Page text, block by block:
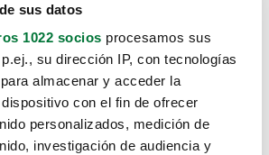
sus datos
1022 socios procesamos sus
su dirección IP, con tecnologías
almacenar y acceder la
con el fin de ofrecer
personalizados, medición de
investigación de audiencia y
no sabemos como
hasta aquí.